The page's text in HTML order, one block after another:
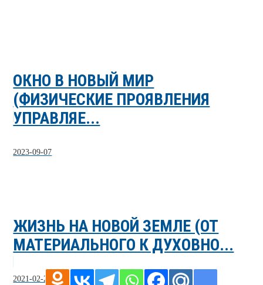
ОКНО В НОВЫЙ МИР
(ФИЗИЧЕСКИЕ ПРОЯВЛЕНИЯ
УПРАВЛЯЕ...
2023-09-07
ЖИЗНЬ НА НОВОЙ ЗЕМЛЕ (ОТ
МАТЕРИАЛЬНОГО К ДУХОВНО...
2021-02-22